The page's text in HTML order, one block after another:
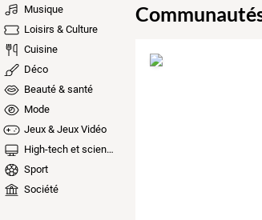
Musique
Loisirs & Culture
Cuisine
Déco
Beauté & santé
Mode
Jeux & Jeux Vidéo
High-tech et sciences
Sport
Société